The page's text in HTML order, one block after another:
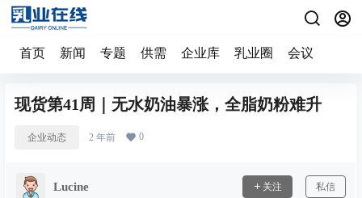
首页 新闻 专题 供需 企业库 乳业圈 会议
现货第41周｜无水奶油暴涨，全脂奶粉难升
企业动态 2 年前 0
Lucine 关注 私信